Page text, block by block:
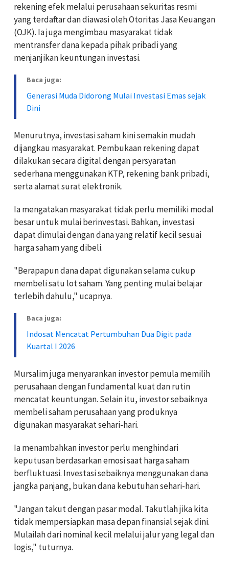
rekening efek melalui perusahaan sekuritas resmi
yang terdaftar dan diawasi oleh Otoritas Jasa Keuangan
(OJK). Ia juga mengimbau masyarakat tidak
mentransfer dana kepada pihak pribadi yang
menjanjikan keuntungan investasi.
Baca juga:
Generasi Muda Didorong Mulai Investasi Emas sejak
Dini
Menurutnya, investasi saham kini semakin mudah
dijangkau masyarakat. Pembukaan rekening dapat
dilakukan secara digital dengan persyaratan
sederhana menggunakan KTP, rekening bank pribadi,
serta alamat surat elektronik.
Ia mengatakan masyarakat tidak perlu memiliki modal
besar untuk mulai berinvestasi. Bahkan, investasi
dapat dimulai dengan dana yang relatif kecil sesuai
harga saham yang dibeli.
"Berapapun dana dapat digunakan selama cukup
membeli satu lot saham. Yang penting mulai belajar
terlebih dahulu," ucapnya.
Baca juga:
Indosat Mencatat Pertumbuhan Dua Digit pada
Kuartal I 2026
Mursalim juga menyarankan investor pemula memilih
perusahaan dengan fundamental kuat dan rutin
mencatat keuntungan. Selain itu, investor sebaiknya
membeli saham perusahaan yang produknya
digunakan masyarakat sehari-hari.
Ia menambahkan investor perlu menghindari
keputusan berdasarkan emosi saat harga saham
berfluktuasi. Investasi sebaiknya menggunakan dana
jangka panjang, bukan dana kebutuhan sehari-hari.
"Jangan takut dengan pasar modal. Takutlah jika kita
tidak mempersiapkan masa depan finansial sejak dini.
Mulailah dari nominal kecil melalui jalur yang legal dan
logis," tuturnya.